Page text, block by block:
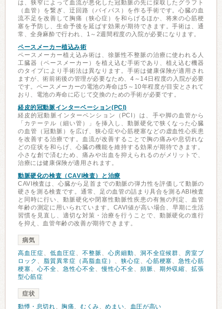
は、狭窄によって血流が悪化した冠動脈の先に採取したグラフト
（血管）を繋ぎ、迂回路（バイパス）を作る手術です。心臓の血
流不足を改善して胸痛（狭心症）を和らげるほか、将来の心筋梗
塞を予防し、生命予後を延ばす効果が期待できます。手術は、通
常、全身麻酔で行われ、1～2週間程度の入院が必要になります。
ペースメーカー植込み術
ペースメーカー植え込み術は、徐脈性不整脈の治療に使われる人
工臓器（ペースメーカー）を植え込む手術であり、植え込む機器
のタイプにより手術法は異なります。手術は健康保険が適用され
ますが、術前術後の管理が必要なため、4～14日程度の入院が必要
です。ペースメーカーの電池の寿命は5～10年程度が目安とされて
おり、電池の寿命に応じて交換のための手術が必要です。
経皮的冠動脈インターベーション(PCI)
経皮的冠動脈インターベンション（PCI）は、手や脚の血管から
「カテーテル（細い管）」を挿入し、動脈硬化で狭くなった心臓
の血管（冠動脈）を広げ、狭心症や心筋梗塞などの虚血性心疾患
を改善する治療です。血流が改善することで胸の痛みや息切れな
どの症状を和らげ、心臓の機能を維持する効果が期待できます。
小さな創で済むため、痛みや出血を抑えられるのがメリットで、
治療には健康保険が適用されます。
動脈硬化の検査（CAVI検査）と治療
CAVI検査は、心臓から足首までの動脈の弾力性を評価して動脈の
硬さを測る検査です。通常、足の血管の詰まり具合を測るABI検査
と同時に行い、動脈硬化や閉塞性動脈性疾患の有無の判定、血管
年齢の測定に用いられています。CAVI値が高い場合、早期に生活
習慣を見直し、適切な対策・治療を行うことで、動脈硬化の進行
を抑え、血管年齢の改善が期待できます。
病気
高血圧症、 低血圧症、 不整脈 、 心房細動、 洞不全症候群、 房室ブ
ロック 、 脂質異常症（高脂血症） 、 狭心症、 心筋梗塞、急性心筋
梗塞、 心不全、 急性心不全、慢性心不全、 頻脈 、 期外収縮、拡張
型心筋症
症状
動悸・息切れ、 胸痛、むくみ、めまい、 血圧が高い